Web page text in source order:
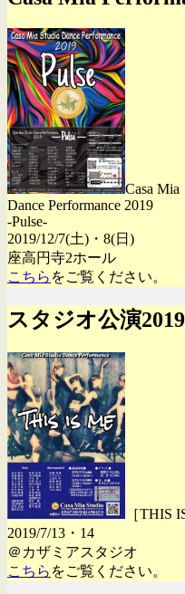
Casa Mia
Dance Performance 2019
-Pulse-
2019/12/7(土)・8(日)
座高円寺2ホール
こちら をご覧ください。
スタジオ公演
［THIS
2019/7/13・14
＠カザミアスタジオ
こちら をご覧ください。